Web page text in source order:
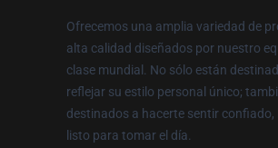
Ofrecemos una amplia variedad de
alta calidad diseñados por nuestro
clase mundial. No sólo están
reflejar su estilo personal único;
destinados a hacerte sentir confiado,
listo para tomar el día.